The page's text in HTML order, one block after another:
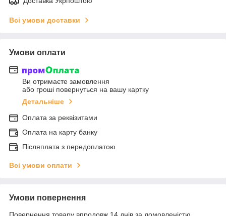
Всі умови доставки
Умови оплати
Ви отримаєте замовлення
або гроші повернуться на вашу картку
Детальніше
Оплата за реквізитами
Оплата на карту банку
Післяплата з передоплатою
Всі умови оплати
Умови повернення